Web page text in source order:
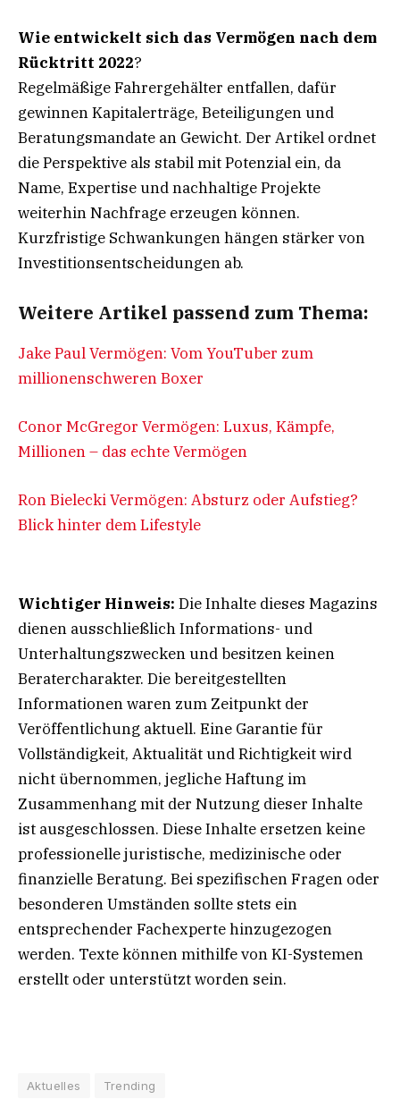
Wie entwickelt sich das Vermögen nach dem
Rücktritt 2022?
Regelmäßige Fahrergehälter entfallen, dafür
gewinnen Kapitalerträge, Beteiligungen und
Beratungsmandate an Gewicht. Der Artikel ordnet
die Perspektive als stabil mit Potenzial ein, da
Name, Expertise und nachhaltige Projekte
weiterhin Nachfrage erzeugen können.
Kurzfristige Schwankungen hängen stärker von
Investitionsentscheidungen ab.
Weitere Artikel passend zum Thema:
Jake Paul Vermögen: Vom YouTuber zum
millionenschweren Boxer
Conor McGregor Vermögen: Luxus, Kämpfe,
Millionen – das echte Vermögen
Ron Bielecki Vermögen: Absturz oder Aufstieg?
Blick hinter dem Lifestyle
Wichtiger Hinweis: Die Inhalte dieses Magazins
dienen ausschließlich Informations- und
Unterhaltungszwecken und besitzen keinen
Beratercharakter. Die bereitgestellten
Informationen waren zum Zeitpunkt der
Veröffentlichung aktuell. Eine Garantie für
Vollständigkeit, Aktualität und Richtigkeit wird
nicht übernommen, jegliche Haftung im
Zusammenhang mit der Nutzung dieser Inhalte
ist ausgeschlossen. Diese Inhalte ersetzen keine
professionelle juristische, medizinische oder
finanzielle Beratung. Bei spezifischen Fragen oder
besonderen Umständen sollte stets ein
entsprechender Fachexperte hinzugezogen
werden. Texte können mithilfe von KI-Systemen
erstellt oder unterstützt worden sein.
Aktuelles Trending